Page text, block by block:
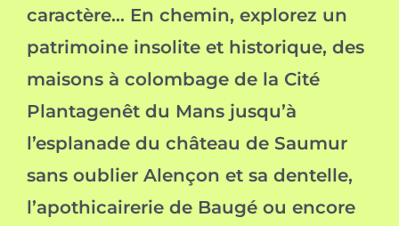
caractère… En chemin, explorez un
patrimoine insolite et historique, des
maisons à colombage de la Cité
Plantagenêt du Mans jusqu’à
l’esplanade du château de Saumur
sans oublier Alençon et sa dentelle,
l’apothicairerie de Baugé ou encore